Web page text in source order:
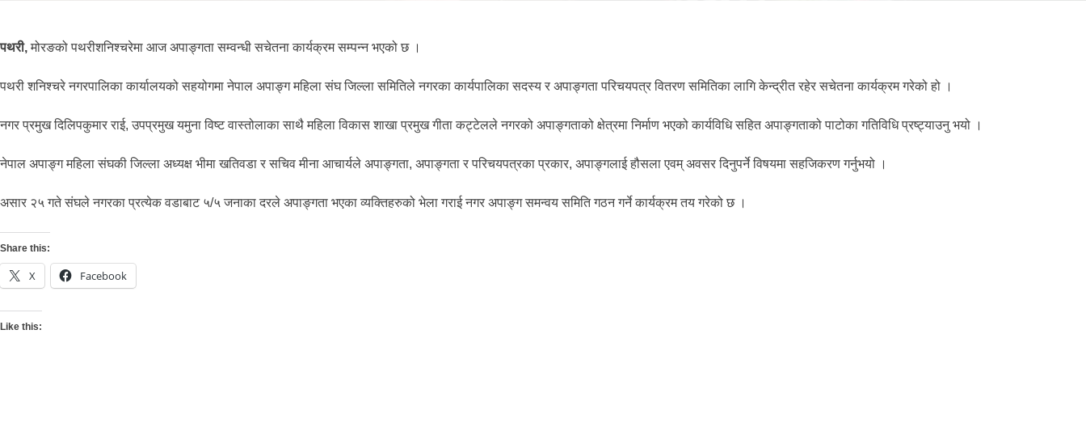
पथरी,मोरङको पथरीशनिश्चरेमा आज अपाङ्गता सम्वन्धी सचेतना कार्यक्रम सम्पन्न भएको छ ।
पथरी शनिश्चरे नगरपालिका कार्यालयको सहयोगमा नेपाल अपाङ्ग महिला संघ जिल्ला समितिले नगरका कार्यपालिका सदस्य र अपाङ्गता परिचयपत्र वितरण समितिका लागि केन्द्रीत रहेर सचेतना कार्यक्रम गरेको हो ।
नगर प्रमुख दिलिपकुमार राई, उपप्रमुख यमुना विष्ट वास्तोलाका साथै महिला विकास शाखा प्रमुख गीता कट्टेलले नगरको अपाङ्गताको क्षेत्रमा निर्माण भएको कार्यविधि सहित अपाङ्गताको पाटोका गतिविधि प्रष्ट्याउनु भयो ।
नेपाल अपाङ्ग महिला संघकी जिल्ला अध्यक्ष भीमा खतिवडा र सचिव मीना आचार्यले अपाङ्गता, अपाङ्गता र परिचयपत्रका प्रकार, अपाङ्गलाई हौसला एवम् अवसर दिनुपर्ने विषयमा सहजिकरण गर्नुभयो ।
असार २५ गते संघले नगरका प्रत्येक वडाबाट ५/५ जनाका दरले अपाङ्गता भएका व्यक्तिहरुको भेला गराई नगर अपाङ्ग समन्वय समिति गठन गर्ने कार्यक्रम तय गरेको छ ।
Share this:
X Facebook
Like this: